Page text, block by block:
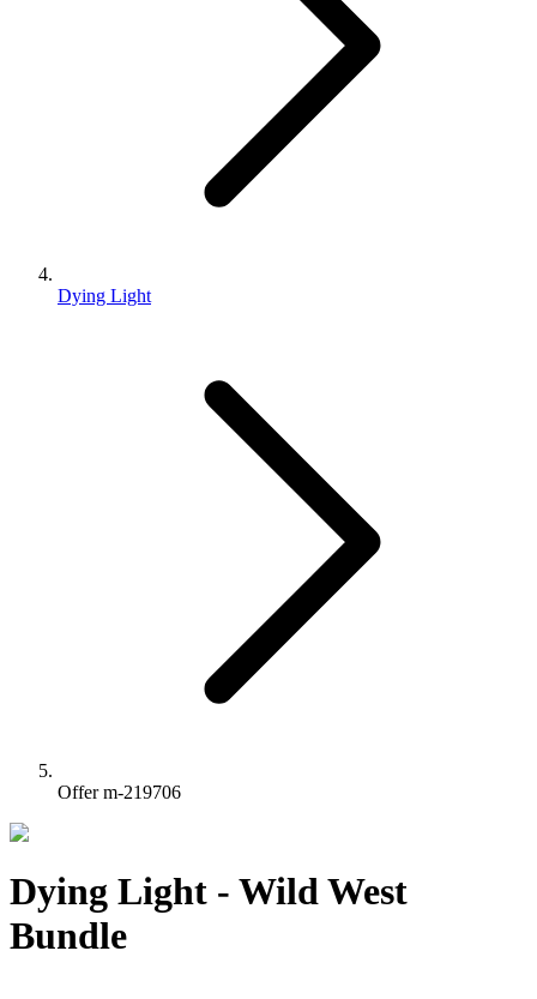
Dying Light
Offer m-219706
Dying Light - Wild West
Bundle